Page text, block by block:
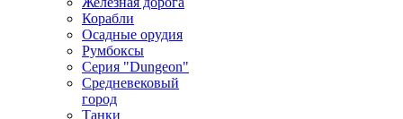
Корабли
Осадные орудия
Румбоксы
Серия "Dungeon"
Средневековый
город
Танки